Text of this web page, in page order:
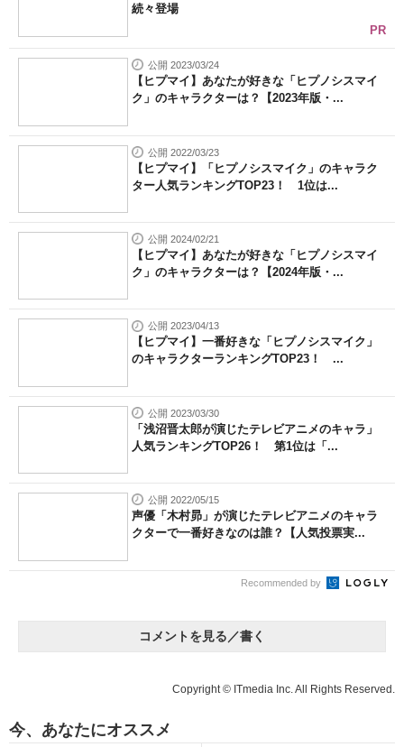
続々登場
PR
公開 2023/03/24
【ヒプマイ】あなたが好きな「ヒプノシスマイ
ク」のキャラクターは？【2023年版・...
公開 2022/03/23
【ヒプマイ】「ヒプノシスマイク」のキャラク
ター人気ランキングTOP23！ 1位は...
公開 2024/02/21
【ヒプマイ】あなたが好きな「ヒプノシスマイ
ク」のキャラクターは？【2024年版・...
公開 2023/04/13
【ヒプマイ】一番好きな「ヒプノシスマイク」
のキャラクターランキングTOP23！ ...
公開 2023/03/30
「浅沼晋太郎が演じたテレビアニメのキャラ」
人気ランキングTOP26！ 第1位は「...
公開 2022/05/15
声優「木村昴」が演じたテレビアニメのキャラ
クターで一番好きなのは誰？【人気投票実...
Recommended by
コメントを見る／書く
Copyright © ITmedia Inc. All Rights Reserved.
今、あなたにオススメ